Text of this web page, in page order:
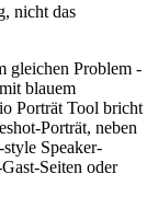
nicht das
gleichen Problem -
blauem
Porträt Tool bricht
Porträt, neben
Speaker-
Seiten oder